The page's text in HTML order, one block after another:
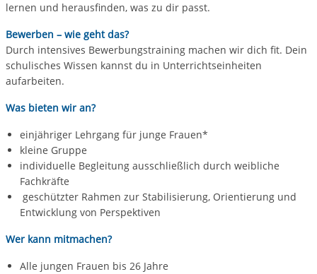
lernen und herausfinden, was zu dir passt.
Bewerben – wie geht das?
Durch intensives Bewerbungstraining machen wir dich fit. Dein
schulisches Wissen kannst du in Unterrichtseinheiten
aufarbeiten.
Was bieten wir an?
einjähriger Lehrgang für junge Frauen*
kleine Gruppe
individuelle Begleitung ausschließlich durch weibliche
Fachkräfte
geschützter Rahmen zur Stabilisierung, Orientierung und
Entwicklung von Perspektiven
Wer kann mitmachen?
Alle jungen Frauen bis 26 Jahre